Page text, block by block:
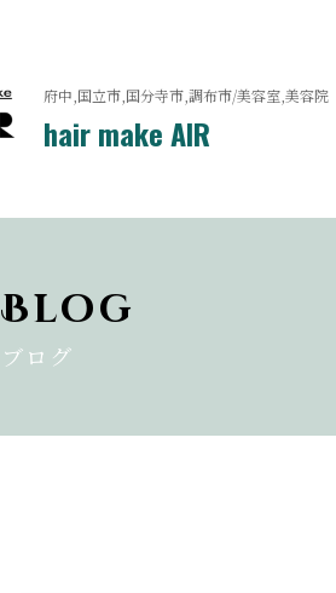
府中,国立市,国分寺市,調布市/美容室,美容院
hair make AIR
Blog
ブログ